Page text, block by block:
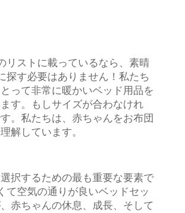
リストに載っているなら、素晴
探す必要はありません！私たち
って非常に暖かいベッド用品を
す。もしサイズが合わなけれ
。私たちは、赤ちゃんをお布団
解しています。
択するための最も重要な要素で
て空気の通りが良いベッドセッ
赤ちゃんの休息、成長、そして